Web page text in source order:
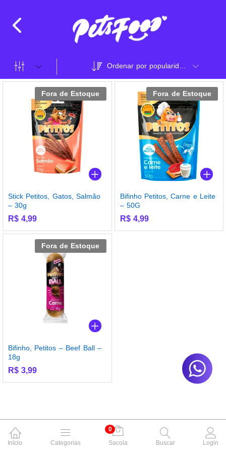
Fora de Estoque
Stick Petitos, Gatos, Salmão
– 30g
R$ 4,99
Fora de Estoque
Bifinho Petitos, Carne e Leite
– 50G
R$4,99
Fora de Estoque
Bifinho, Petitos – Beef Ball –
18g
R$ 3,99
Início Categorias
0
Sacola
Buscar Login